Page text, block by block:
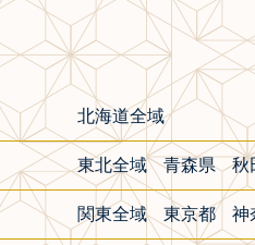
北海道全域
東北全域 青森県 秋
関東全域 東京都 神